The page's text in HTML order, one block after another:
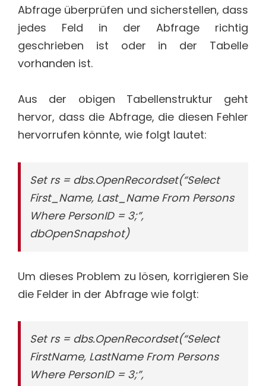
Abfrage überprüfen und sicherstellen, dass
jedes Feld in der Abfrage richtig
geschrieben ist oder in der Tabelle
vorhanden ist.
Aus der obigen Tabellenstruktur geht
hervor, dass die Abfrage, die diesen Fehler
hervorrufen könnte, wie folgt lautet:
Set rs = dbs.OpenRecordset(“Select
First_Name, Last_Name From Persons
Where PersonID = 3;”,
dbOpenSnapshot)
Um dieses Problem zu lösen, korrigieren Sie
die Felder in der Abfrage wie folgt:
Set rs = dbs.OpenRecordset(“Select
FirstName, LastName From Persons
Where PersonID = 3;”,